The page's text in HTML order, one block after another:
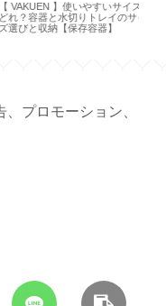
】使いやすいサイズは
容器と水切りトレイのサイ
と収納【保存容器】
プロモーション、